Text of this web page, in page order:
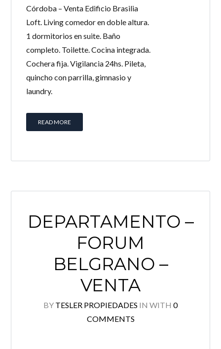
Córdoba – Venta Edificio Brasilia
Loft. Living comedor en doble altura.
1 dormitorios en suite. Baño
completo. Toilette. Cocina integrada.
Cochera fija. Vigilancia 24hs. Pileta,
quincho con parrilla, gimnasio y
laundry.
READ MORE
DEPARTAMENTO –
FORUM
BELGRANO –
VENTA
BY TESLER PROPIEDADES IN WITH 0
COMMENTS